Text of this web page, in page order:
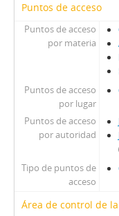
Puntos de acceso
Puntos de acceso
por materia
Puntos de acceso
por lugar
Puntos de acceso
por autoridad
Tipo de puntos de
acceso
Área de control de